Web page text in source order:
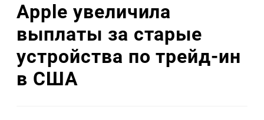
Apple увеличила
выплаты за старые
устройства по трейд-ин
в США